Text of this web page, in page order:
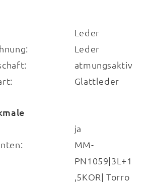
einer
. Zudem wählen Sie
unddrei
. Zu den funktionalen
planbaren Serie
Federkern sowie gegen
Boxspring. Darüber hinaus
Polstermöbel optional mit
motorischen Funktionen
Leder
Leder
atmungsaktiv
Glattleder
ja
MM-
PN1059|3L+1
,5KOR| Torro